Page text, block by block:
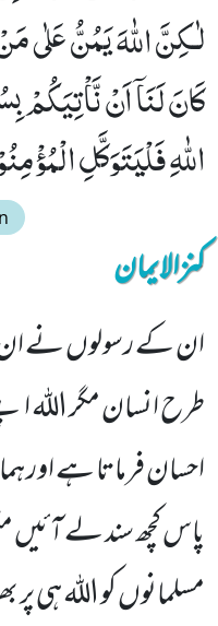
لٰـكِنَّ اللّٰهَ یَمُنُّ
كَانَ لَنَاۤ اَنْ نَّاْتِیَكُمْ
اللّٰهِ فَلْیَتَوَكَّلِ
کنزالایمان
ان کے رسولوں نے ان
طرح انسان مگر اللہ
احسان فرماتا ہے اور
پاس کچھ سند لے آئیں
مسلمانوں کو اللہ ہی